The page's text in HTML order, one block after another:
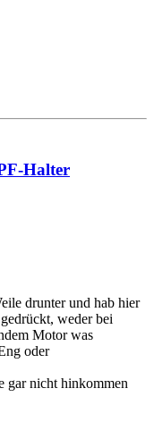
Halter
drunter und hab hier
weder bei
Motor was
oder
gar nicht hinkommen